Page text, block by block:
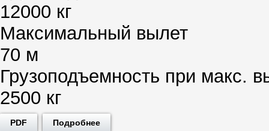
12000 кг
Максимальный вылет
70 м
Грузоподъемность при макс.
2500 кг
PDF Подробнее